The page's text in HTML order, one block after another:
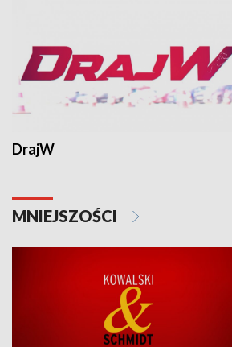
DrajW
MNIEJSZOŚCI